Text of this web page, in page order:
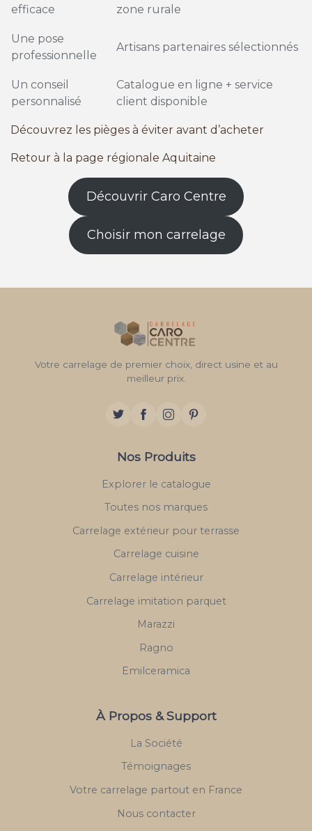
efficace
zone rurale
Une pose
professionnelle
Artisans partenaires sélectionnés
Un conseil
personnalisé
Catalogue en ligne + service
client disponible
Découvrez les pièges à éviter avant d’acheter
Retour à la page régionale Aquitaine
Découvrir Caro Centre
Choisir mon carrelage
Votre carrelage de premier choix, direct usine et au
meilleur prix.
Nos Produits
Explorer le catalogue
Toutes nos marques
Carrelage extérieur pour terrasse
Carrelage cuisine
Carrelage intérieur
Carrelage imitation parquet
Marazzi
Ragno
Emilceramica
À Propos & Support
La Société
Témoignages
Votre carrelage partout en France
Nous contacter